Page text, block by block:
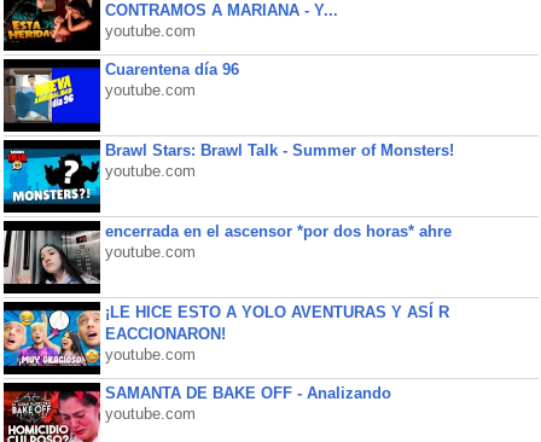
CONTRAMOS A MARIANA - Y...
youtube.com
Cuarentena día 96
youtube.com
Brawl Stars: Brawl Talk - Summer of Monsters!
youtube.com
encerrada en el ascensor *por dos horas* ahre
youtube.com
¡LE HICE ESTO A YOLO AVENTURAS Y ASÍ R
EACCIONARON!
youtube.com
SAMANTA DE BAKE OFF - Analizando
youtube.com